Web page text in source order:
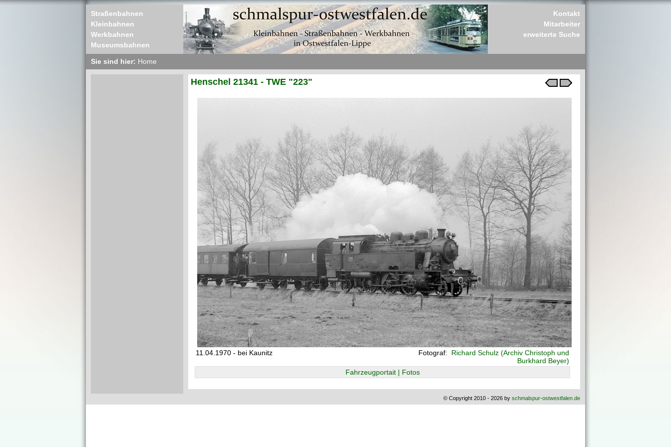
Straßenbahnen
Kleinbahnen
Werkbahnen
Museumsbahnen
Kontakt
Mitarbeiter
erweiterte Suche
Sie sind hier: Home
Henschel 21341 - TWE "223"
11.04.1970 - bei Kaunitz Fotograf:
Richard Schulz (Archiv Christoph und
Burkhard Beyer)
Fahrzeugportait | Fotos
© Copyright 2010 - 2026 by schmalspur-ostwestfalen.de